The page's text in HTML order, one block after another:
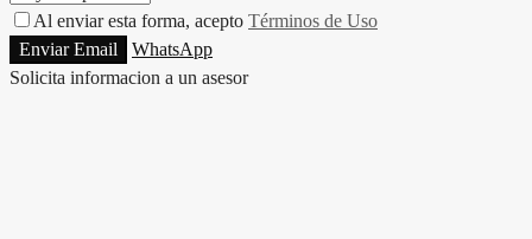
Al enviar esta forma, acepto Términos de Uso
Enviar Email
WhatsApp
Solicita informacion a un asesor